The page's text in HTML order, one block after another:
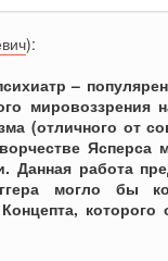
):
–
(отличного от
работа
могло бы